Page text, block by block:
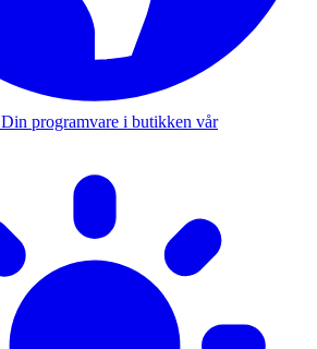
Din programvare i butikken vår